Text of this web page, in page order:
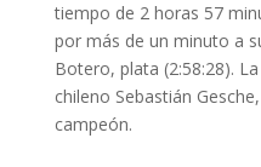
tiempo de 2 horas 57
por más de un minuto a
Botero, plata (2:58:28).
chileno Sebastián
campeón.